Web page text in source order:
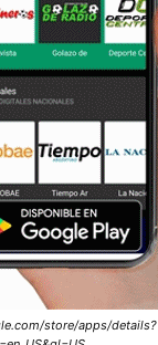
store/apps/details?